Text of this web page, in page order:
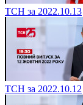
ТСН за 2022.10.13
ТСН за 2022.10.12